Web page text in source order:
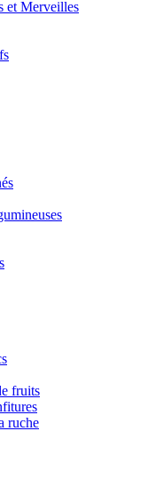
et Merveilles
fruits
ruche